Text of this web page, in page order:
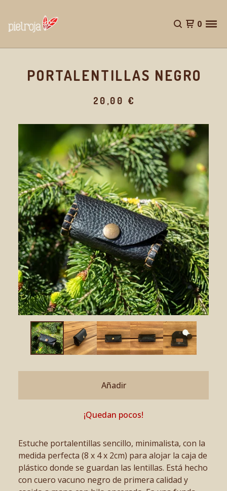
0
PORTALENTILLAS NEGRO
20,00 €
Añadir
¡Quedan pocos!
Estuche portalentillas sencillo, minimalista, con la
medida perfecta (8 x 4 x 2cm) para alojar la caja de
plástico donde se guardan las lentillas. Está hecho
con cuero vacuno negro de primera calidad y